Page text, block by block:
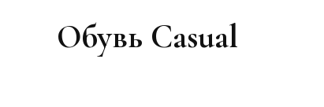
Обувь Casual